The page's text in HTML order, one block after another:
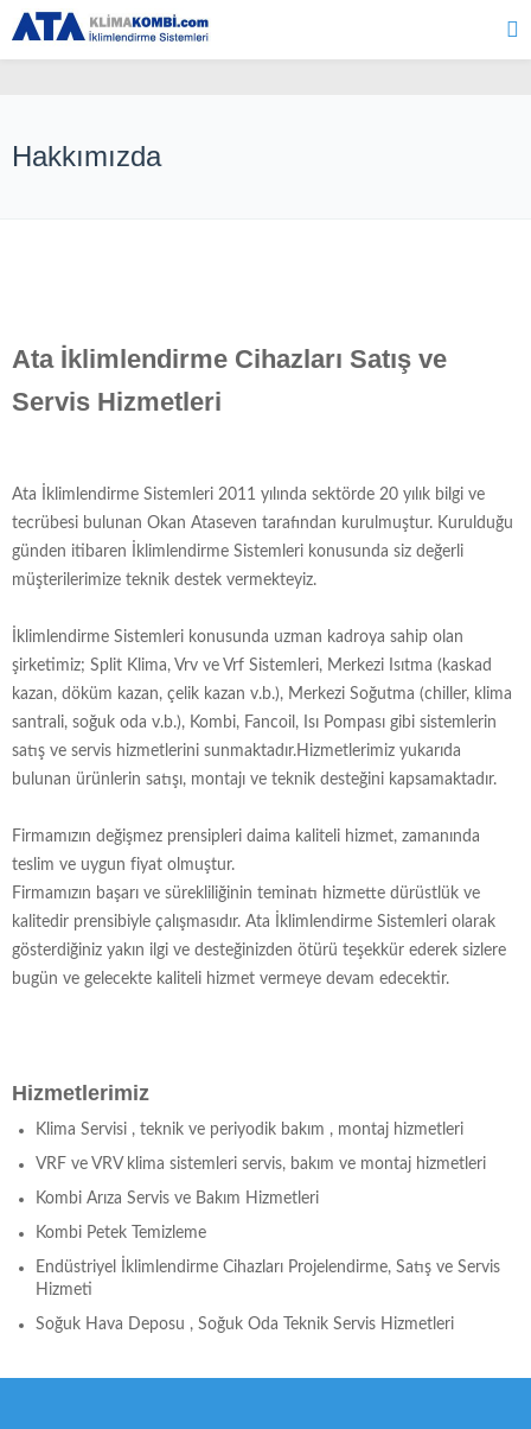
Hakkımızda
Ata İklimlendirme Cihazları Satış ve
Servis Hizmetleri
Ata İklimlendirme Sistemleri 2011 yılında sektörde 20 yılık bilgi ve
tecrübesi bulunan Okan Ataseven tarafından kurulmuştur. Kurulduğu
günden itibaren İklimlendirme Sistemleri konusunda siz değerli
müşterilerimize teknik destek vermekteyiz.
İklimlendirme Sistemleri konusunda uzman kadroya sahip olan
şirketimiz; Split Klima, Vrv ve Vrf Sistemleri, Merkezi Isıtma (kaskad
kazan, döküm kazan, çelik kazan v.b.), Merkezi Soğutma (chiller, klima
santrali, soğuk oda v.b.), Kombi, Fancoil, Isı Pompası gibi sistemlerin
satış ve servis hizmetlerini sunmaktadır.Hizmetlerimiz yukarıda
bulunan ürünlerin satışı, montajı ve teknik desteğini kapsamaktadır.
Firmamızın değişmez prensipleri daima kaliteli hizmet, zamanında
teslim ve uygun fiyat olmuştur.
Firmamızın başarı ve sürekliliğinin teminatı hizmette dürüstlük ve
kalitedir prensibiyle çalışmasıdır. Ata İklimlendirme Sistemleri olarak
gösterdiğiniz yakın ilgi ve desteğinizden ötürü teşekkür ederek sizlere
bugün ve gelecekte kaliteli hizmet vermeye devam edecektir.
Hizmetlerimiz
Klima Servisi , teknik ve periyodik bakım , montaj hizmetleri
VRF ve VRV klima sistemleri servis, bakım ve montaj hizmetleri
Kombi Arıza Servis ve Bakım Hizmetleri
Kombi Petek Temizleme
Endüstriyel İklimlendirme Cihazları Projelendirme, Satış ve Servis
Hizmeti
Soğuk Hava Deposu , Soğuk Oda Teknik Servis Hizmetleri